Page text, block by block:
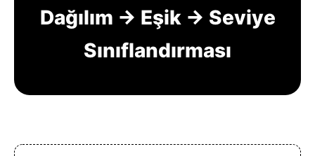
Dağılım → Eşik → Seviye
Sınıflandırması